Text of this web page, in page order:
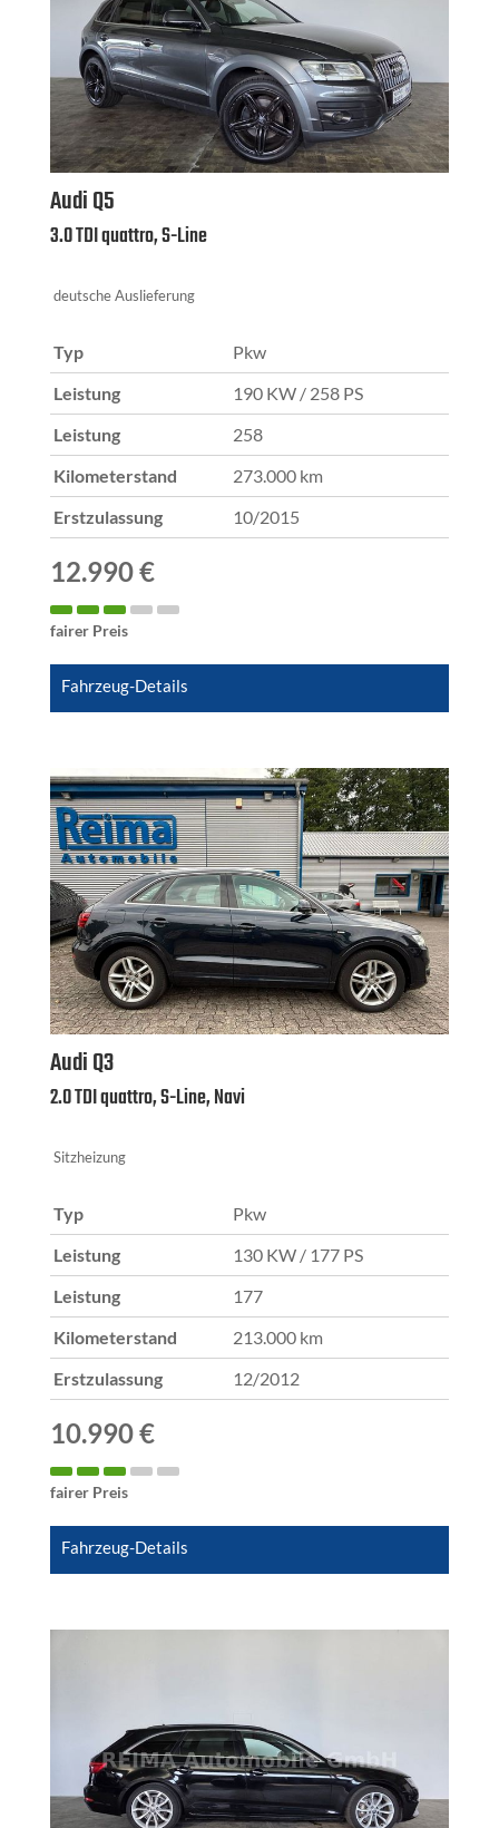
AudiQ5
3.0 TDI quattro, S-Line
deutsche Auslieferung
Typ Pkw
Leistung 190 KW / 258 PS
Leistung 258
Kilometerstand 273.000 km
Erstzulassung 10/2015
12.990 €
fairer Preis
Fahrzeug-Details
AudiQ3
2.0 TDI quattro, S-Line, Navi
Sitzheizung
Typ Pkw
Leistung 130 KW / 177 PS
Leistung 177
Kilometerstand 213.000 km
Erstzulassung 12/2012
10.990 €
fairer Preis
Fahrzeug-Details